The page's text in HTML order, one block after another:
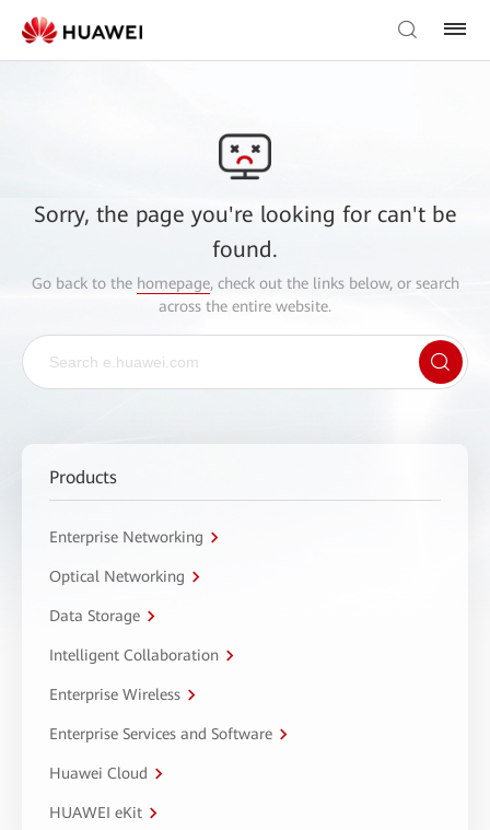
Sorry, the page you're looking for can't be
found.
Go back to the homepage, check out the links below, or search
across the entire website.
Products
Enterprise Networking
Optical Networking
Data Storage
Intelligent Collaboration
Enterprise Wireless
Enterprise Services and Software
Huawei Cloud
HUAWEI eKit